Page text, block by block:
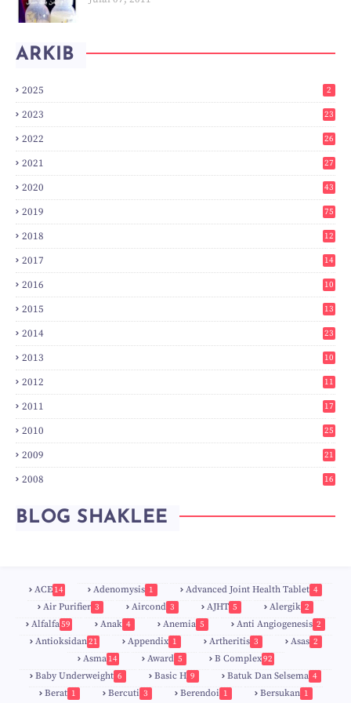
ARKIB
2025 2
2023 23
2022 26
2021 27
2020 43
2019 75
2018
12
8
2017
14
2016
10
3
2015
13
7
2014
23
2
2013
10
0
2012
11
3
2011
17
2010
25
0
2009
21
2008
16
BLOG SHAKLEE
ACE 14 Adenomysis 1 Advanced Joint Health Tablet 4
Air Purifier 3 Aircond 3 AJHT 5 Alergik 2
Alfalfa59 Anak 4 Anemia 5 Anti Angiogenesis 2
Antioksidan21 Appendix 1 Artheritis 3 Asas 2
Asma 14 Award 5 B Complex92
Baby Underweight 6 Basic H 9 Batuk Dan Selsema 4
Berat 1 Bercuti 3 Berendoi 1 Bersukan 1